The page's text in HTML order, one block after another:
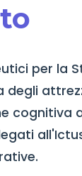
per